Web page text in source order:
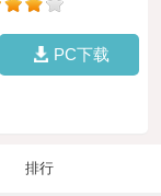
PC下载
排行